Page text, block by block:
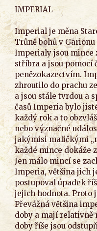
IMPERIAL
Imperial je měna
Trůně bohů v
Imperialy jsou mince
stříbra a jsou pomocí
penězokazectvím.
zhroutilo do prachu
a jsou stále tvrdou a
časů Imperia bylo
každý rok a to
nebo význačné
jakýmisi maličkými
každé mince dokáže
Jen málo mincí se
Imperia, většina jich
postupoval úpadek
jejich hodnota. Proto
Převážná většina
doby a mají relativně
doby říše jsou